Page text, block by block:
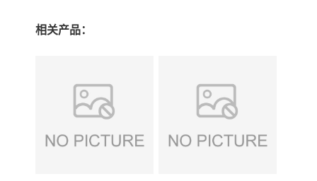
相关产品：